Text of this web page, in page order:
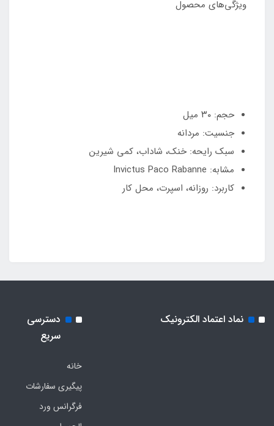
ویژگی‌های محصول
حجم: ۳۰ میل
جنسیت: مردانه
سبک رایحه: خنک، شاداب، کمی شیرین
مشابه: Invictus Paco Rabanne
کاربرد: روزانه، اسپرت، محل کار
نماد اعتماد الکترونیک
دسترسی
سریع
خانه
پیگیری سفارشات
فرگرانس ورد